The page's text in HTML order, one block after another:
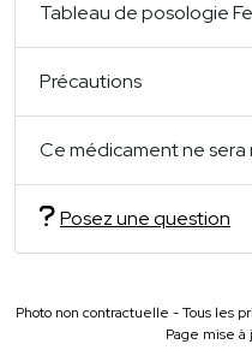
Tableau de posologie
Précautions
Ce médicament ne sera
Posez une question
Photo non contractuelle - Tous les
Page mise